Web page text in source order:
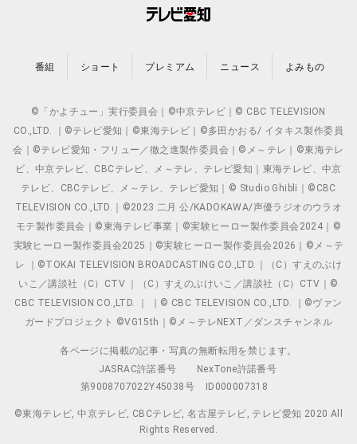
番組 ショート プレミアム ニュース よみもの
©「かよチュー」実行委員会｜©中京テレビ｜© CBC TELEVISION
CO.,LTD. ｜©テレビ愛知｜©東海テレビ｜©多田かおる/ イタキス製作委員
会｜©テレビ愛知・フリュー／徹之進製作委員会｜©メ～テレ｜©東海テレ
ビ、中京テレビ、CBCテレビ、メ～テレ、テレビ愛知｜東海テレビ、中京
テレビ、CBCテレビ、メ～テレ、テレビ愛知｜© Studio Ghibli｜©CBC
TELEVISION CO.,LTD.｜©2023 二月 公/KADOKAWA/声優ラジオのウラオ
モテ製作委員会｜©東海テレビ事業｜©実験ヒーロー製作委員会2024｜©
実験ヒーロー製作委員会2025｜©実験ヒーロー製作委員会2026｜©メ～テ
レ ｜©TOKAI TELEVISION BROADCASTING CO.,LTD.｜（C）すえのぶけ
いこ／講談社（C）CTV ｜（C）すえのぶけいこ／講談社（C）CTV｜©
CBC TELEVISION CO.,LTD. ｜ ｜© CBC TELEVISION CO.,LTD. ｜©ヴァン
ガードプロジェクト ©VG15th｜©メ～テレNEXT／ダンスチャンネル
各ページに掲載の記事・写真の無断転用を禁じます。
JASRAC許諾番号
NexTone許諾番号
第9008707022Y45038号
ID000007318
©東海テレビ, 中京テレビ, CBCテレビ, 名古屋テレビ, テレビ愛知 2020 All
Rights Reserved.